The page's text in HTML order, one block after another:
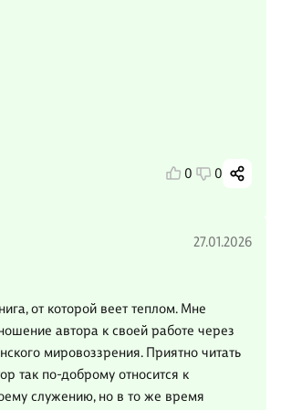
0 0
27.01.2026
от которой веет теплом. Мне
автора к своей работе через
мировоззрения. Приятно читать
так по-доброму относится к
служению, но в то же время